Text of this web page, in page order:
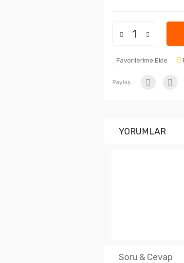
Favorilerime Ekle
Paylaş :
YORUMLAR
Soru & Cevap